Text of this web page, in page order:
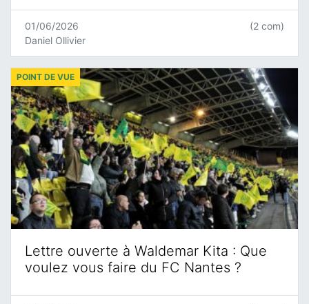
01/06/2026
Daniel Ollivier
(2 com)
Lettre ouverte à Waldemar Kita : Que
voulez vous faire du FC Nantes ?
POINT DE VUE